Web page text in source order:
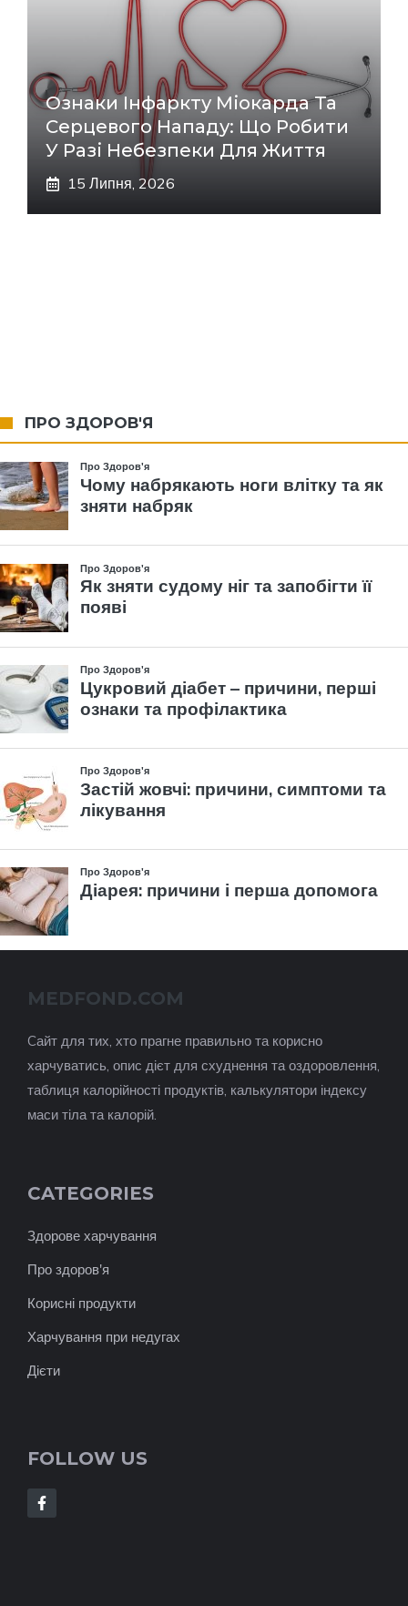
Ознаки Інфаркту Міокарда Та
Серцевого Нападу: Що Робити
У Разі Небезпеки Для Життя
15 Липня, 2026
ПРО ЗДОРОВ'Я
MEDFOND.COM
Cайт для тих, хто прагне правильно та корисно
харчуватись, опис дієт для схуднення та оздоровлення,
таблиця калорійності продуктів, калькулятори індексу
маси тіла та калорій.
CATEGORIES
Здорове харчування
Про здоров'я
Корисні продукти
Харчування при недугах
Дієти
FOLLOW US